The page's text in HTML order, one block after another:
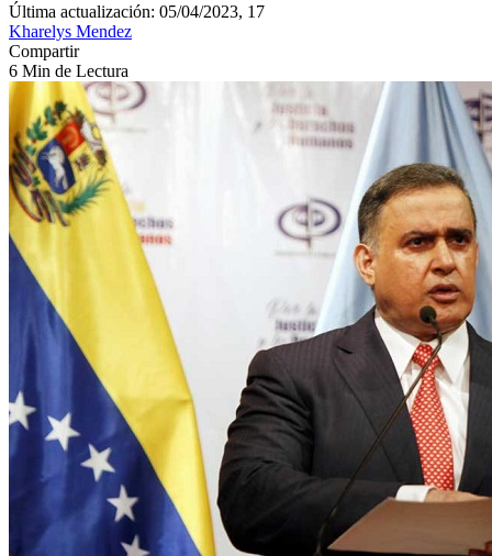
Última actualización: 05/04/2023, 17
Kharelys Mendez
Compartir
6 Min de Lectura